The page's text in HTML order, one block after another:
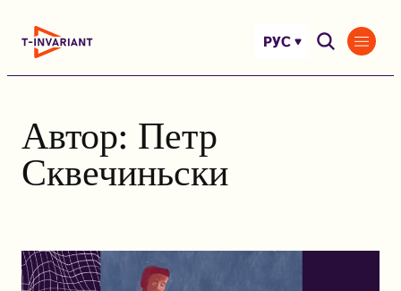
РУС
Автор: Петр
Сквечиньски